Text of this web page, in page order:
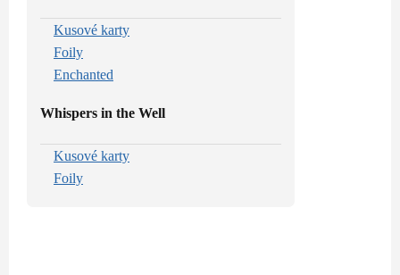
Kusové karty
Foily
Enchanted
Whispers in the Well
Kusové karty
Foily